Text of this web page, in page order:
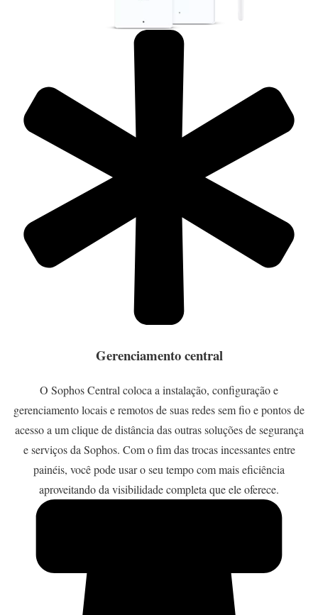
Gerenciamento central
O Sophos Central coloca a instalação, configuração e
gerenciamento locais e remotos de suas redes sem fio e pontos de
acesso a um clique de distância das outras soluções de segurança
e serviços da Sophos. Com o fim das trocas incessantes entre
painéis, você pode usar o seu tempo com mais eficiência
aproveitando da visibilidade completa que ele oferece.